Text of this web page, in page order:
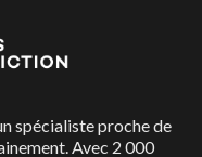
spécialiste proche de
Avec 2 000